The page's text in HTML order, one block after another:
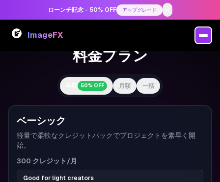
ローンチ記念 - 50% OFF アップグレード
ImageFX
料金プラン
50% OFF 月額 一括
ベーシック
軽量で柔軟なクレジットパックでプロジェクトを素早く開
始。
300 クレジット /月
Good for light creators